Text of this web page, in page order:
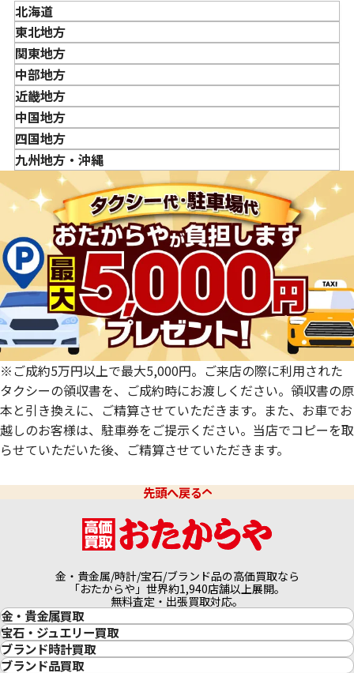
「金・貴金属の買取価格」はどうやって決まりますか？
金・貴金属はいつ売るのがポイント？日によって買取価格
が違うって本当ですか？
貴金属の売り時はいつですか？
北海道
東北地方
青森県
岩手県
宮城県
秋田県
山形県
福島県
関東地方
東京都
神奈川県
埼玉県
千葉県
茨城県
栃木県
群馬県
中部地方
新潟県
富山県
石川県
山梨県
長野県
岐阜県
静岡県
愛知県
近畿地方
三重県
滋賀県
京都府
兵庫県
奈良県
和歌山県
中国地方
鳥取県
島根県
広島県
山口県
四国地方
徳島県
愛媛県
九州地方・沖縄
佐賀県
長崎県
熊本県
大分県
宮崎県
鹿児島県
※ご成約5万円以上で最大5,000円。ご来店の際に利用された
タクシーの領収書を、ご成約時にお渡しください。領収書の原
本と引き換えに、ご精算させていただきます。また、お車でお
越しのお客様は、駐車券をご提示ください。当店でコピーを取
らせていただいた後、ご精算させていただきます。
先頭へ戻る
金・貴金属/時計/宝石/ブランド品の高価買取なら
「おたからや」世界約1,940店舗以上展開。
無料査定・出張買取対応。
金・貴金属買取
金買取
金の相場価格情報
金の参考買取価格一覧
宝石・ジュエリー買取
宝石・ジュエリー買取
ダイヤモンド買取
ブランド時計買取
時計買取
ブランド品買取